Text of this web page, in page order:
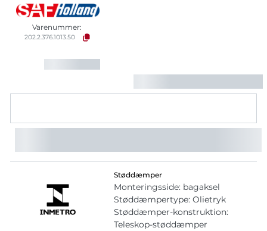
Varenummer:
202.2.376.1013.50
Støddæmper
Monteringsside: bagaksel
Støddæmpertype: Olietryk
Støddæmper-konstruktion:
Teleskop-støddæmper